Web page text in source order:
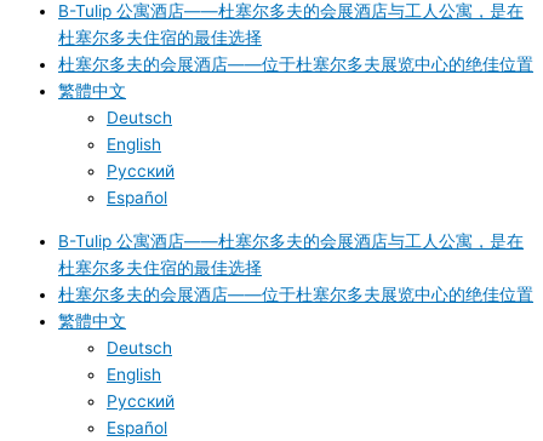
B-Tulip 公寓酒店——杜塞尔多夫的会展酒店与工人公寓，是在
杜塞尔多夫住宿的最佳选择
杜塞尔多夫的会展酒店——位于杜塞尔多夫展览中心的绝佳位置
繁體中文
Deutsch
English
Русский
Español
B-Tulip 公寓酒店——杜塞尔多夫的会展酒店与工人公寓，是在
杜塞尔多夫住宿的最佳选择
杜塞尔多夫的会展酒店——位于杜塞尔多夫展览中心的绝佳位置
繁體中文
Deutsch
English
Русский
Español